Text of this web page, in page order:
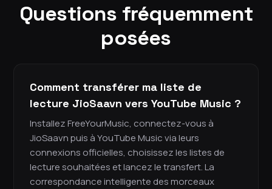
Questions fréquemment
posées
Comment transférer ma liste de
lecture JioSaavn vers YouTube Music ?
Installez FreeYourMusic, connectez-vous à
JioSaavn puis à YouTube Music via leurs
connexions officielles, choisissez les listes de
lecture souhaitées et lancez le transfert. La
correspondance intelligente des morceaux